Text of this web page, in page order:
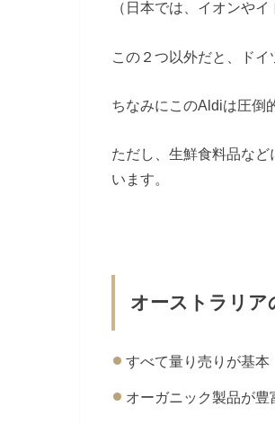
（日本では、イオンや
この２つ以外だと、ド
ちなみにこのAldiは圧倒
ただし、生鮮食料品な
います。
オーストラリア
すべて量り売りが基本
オーガニック製品が豊